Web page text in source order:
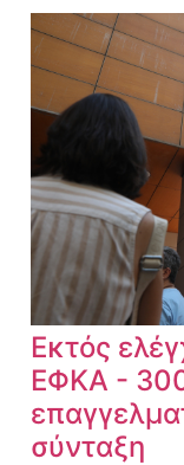
Εκτός
ΕΦΚΑ -
σύνταξη